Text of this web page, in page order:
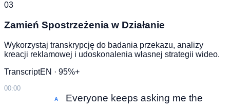
03
Zamień Spostrzeżenia w Działanie
Wykorzystaj transkrypcję do badania przekazu, analizy
kreacji reklamowej i udoskonalenia własnej strategii wideo.
TranscriptEN · 95%+
00:00
A
Everyone keeps asking me the